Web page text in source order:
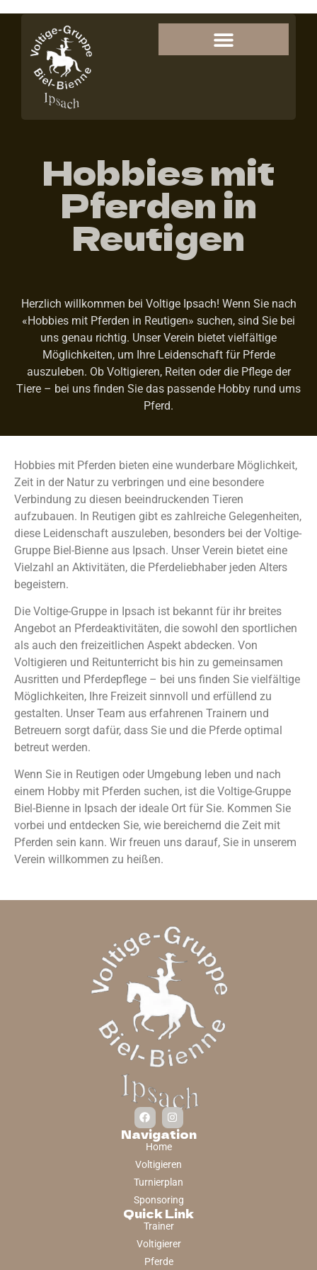
Hobbies mit
Pferden in
Reutigen
Herzlich willkommen bei Voltige Ipsach! Wenn Sie nach
«Hobbies mit Pferden in Reutigen» suchen, sind Sie bei
uns genau richtig. Unser Verein bietet vielfältige
Möglichkeiten, um Ihre Leidenschaft für Pferde
auszuleben. Ob Voltigieren, Reiten oder die Pflege der
Tiere – bei uns finden Sie das passende Hobby rund ums
Pferd.
Hobbies mit Pferden bieten eine wunderbare Möglichkeit,
Zeit in der Natur zu verbringen und eine besondere
Verbindung zu diesen beeindruckenden Tieren
aufzubauen. In Reutigen gibt es zahlreiche Gelegenheiten,
diese Leidenschaft auszuleben, besonders bei der Voltige-
Gruppe Biel-Bienne aus Ipsach. Unser Verein bietet eine
Vielzahl an Aktivitäten, die Pferdeliebhaber jeden Alters
begeistern.
Die Voltige-Gruppe in Ipsach ist bekannt für ihr breites
Angebot an Pferdeaktivitäten, die sowohl den sportlichen
als auch den freizeitlichen Aspekt abdecken. Von
Voltigieren und Reitunterricht bis hin zu gemeinsamen
Ausritten und Pferdepflege – bei uns finden Sie vielfältige
Möglichkeiten, Ihre Freizeit sinnvoll und erfüllend zu
gestalten. Unser Team aus erfahrenen Trainern und
Betreuern sorgt dafür, dass Sie und die Pferde optimal
betreut werden.
Wenn Sie in Reutigen oder Umgebung leben und nach
einem Hobby mit Pferden suchen, ist die Voltige-Gruppe
Biel-Bienne in Ipsach der ideale Ort für Sie. Kommen Sie
vorbei und entdecken Sie, wie bereichernd die Zeit mit
Pferden sein kann. Wir freuen uns darauf, Sie in unserem
Verein willkommen zu heißen.
Navigation
Home
Voltigieren
Turnierplan
Sponsoring
Quick Link
Trainer
Voltigierer
Pferde